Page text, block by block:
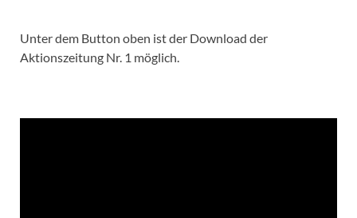
Unter dem Button oben ist der Download der
Aktionszeitung Nr. 1 möglich.